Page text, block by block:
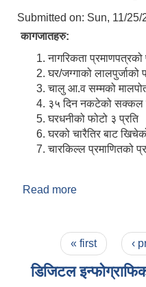
Submitted on: Sun, 11/25/
कागजातहरु:
नागरिकता प्रमाणपत्रको
घर/जग्गाको लालपुर्जाको
चालु आ.व सम्मको
३५ दिन नकटेको सक्कल
घरधनीको फोटो ३ प्रति
घरको चारैतिर बाट
चारकिल्ल प्रमाणितको
Read more
Pages« first ‹
डिजिटल